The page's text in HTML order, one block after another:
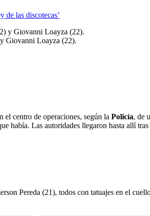
de las discotecas’
Giovanni Loayza (22).
el centro de operaciones, según la Policía, de
había. Las autoridades llegaron hasta allí
Pereda (21), todos con tatuajes en el